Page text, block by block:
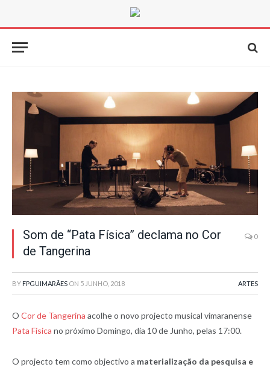
Som de “Pata Física” declama no Cor
de Tangerina
0
BY FPGUIMARÃES ON 5 JUNHO, 2018 ARTES
O Cor de Tangerina acolhe o novo projecto musical vimaranense
Pata Física no próximo Domingo, dia 10 de Junho, pelas 17:00.
O projecto tem como objectivo a materialização da pesquisa e